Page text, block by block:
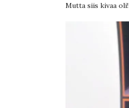
Mutta siis kivaa oli!